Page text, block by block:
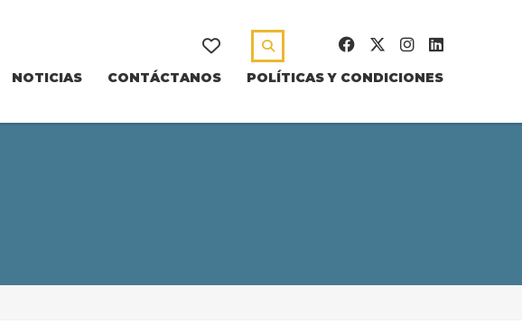
NOTICIAS CONTÁCTANOS POLÍTICAS Y CONDICIONES